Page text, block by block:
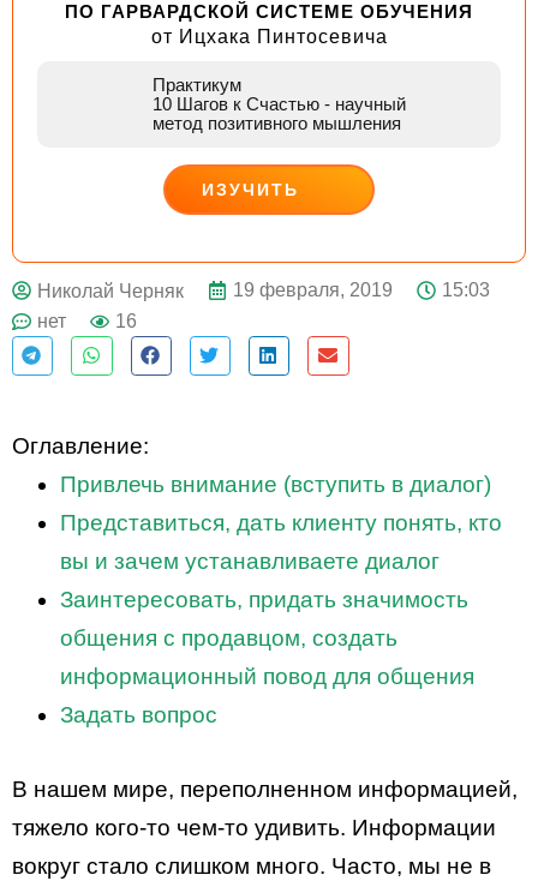
ПО ГАРВАРДСКОЙ СИСТЕМЕ ОБУЧЕНИЯ
от Ицхака Пинтосевича
Практикум
10 Шагов к Счастью - научный
метод позитивного мышления
ИЗУЧИТЬ
ДЕЙСТВУЙ
Николай Черняк 19 февраля, 2019
15:03
нет
16
Оглавление:
Привлечь внимание (вступить в диалог)
Представиться, дать клиенту понять, кто
вы и зачем устанавливаете диалог
Заинтересовать, придать значимость
общения с продавцом, создать
информационный повод для общения
Задать вопрос
В нашем мире, переполненном информацией,
тяжело кого-то чем-то удивить. Информации
вокруг стало слишком много. Часто, мы не в